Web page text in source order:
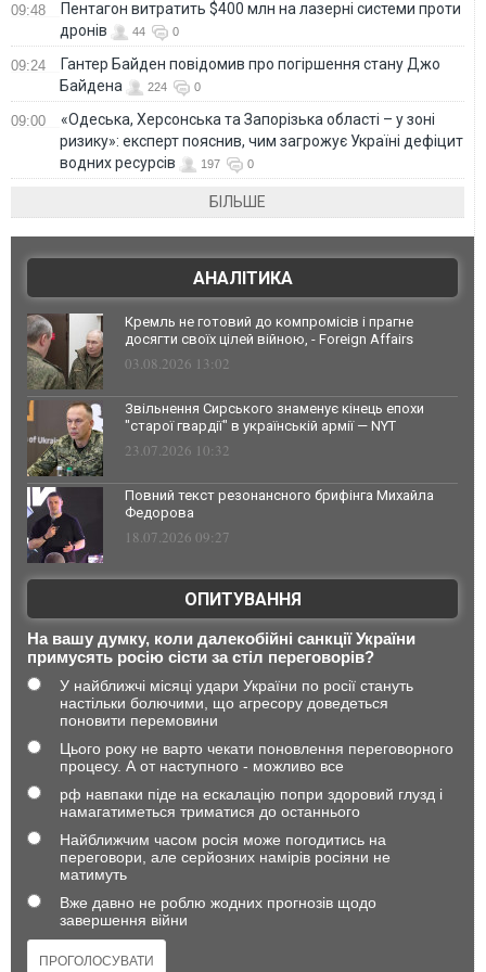
09:48
Пентагон витратить $400 млн на лазерні системи проти
дронів
44 0
09:24
Гантер Байден повідомив про погіршення стану Джо
Байдена
224 0
09:00
«Одеська, Херсонська та Запорізька області – у зоні
ризику»: експерт пояснив, чим загрожує Україні дефіцит
водних ресурсів
197 0
БІЛЬШЕ
АНАЛІТИКА
Кремль не готовий до компромісів і прагне
досягти своїх цілей війною, - Foreign Affairs
03.08.2026 13:02
Звільнення Сирського знаменує кінець епохи
"старої гвардії" в українській армії — NYT
23.07.2026 10:32
Повний текст резонансного брифінга Михайла
Федорова
18.07.2026 09:27
ОПИТУВАННЯ
На вашу думку, коли далекобійні санкції України
примусять росію сісти за стіл переговорів?
У найближчі місяці удари України по росії стануть
настільки болючими, що агресору доведеться
поновити перемовини
Цього року не варто чекати поновлення переговорного
процесу. А от наступного - можливо все
рф навпаки піде на ескалацію попри здоровий глузд і
намагатиметься триматися до останнього
Найближчим часом росія може погодитись на
переговори, але серйозних намірів росіяни не
матимуть
Вже давно не роблю жодних прогнозів щодо
завершення війни